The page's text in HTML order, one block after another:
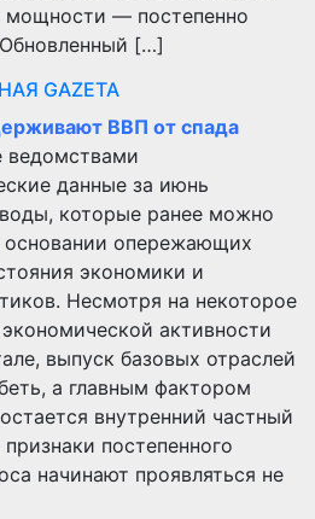
мощности — постепенно
[…]
GAZЕТА
ВВП от спада
ведомствами
данные за июнь
которые ранее можно
основании опережающих
экономики и
Несмотря на некоторое
активности
выпуск базовых отраслей
а главным фактором
внутренний частный
постепенного
начинают проявляться не